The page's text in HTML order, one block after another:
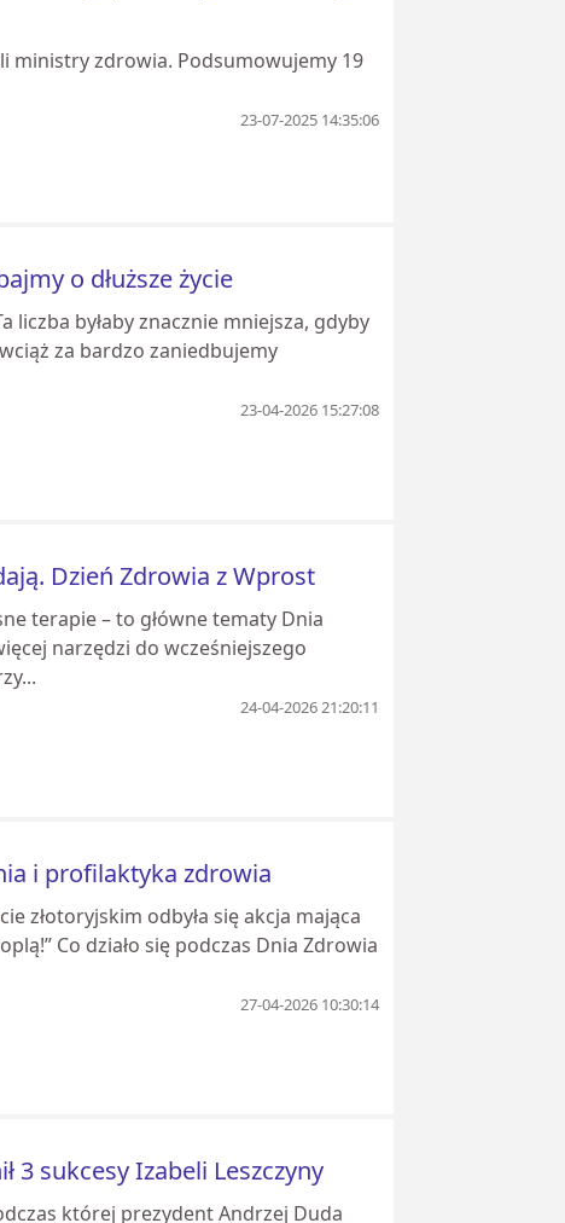
ministry zdrowia. Podsumowujemy 19
23-07-2025 14:35:06
o dłuższe życie
liczba byłaby znacznie mniejsza, gdyby
za bardzo zaniedbujemy
23-04-2026 15:27:08
Dzień Zdrowia z Wprost
terapie – to główne tematy Dnia
narzędzi do wcześniejszego
24-04-2026 21:20:11
i profilaktyka zdrowia
złotoryjskim odbyła się akcja mająca
Co działo się podczas Dnia Zdrowia
27-04-2026 10:30:14
3 sukcesy Izabeli Leszczyny
której prezydent Andrzej Duda